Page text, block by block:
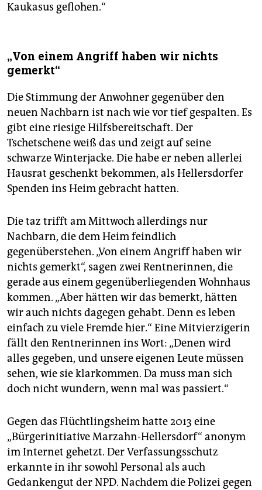
Kaukasus geflohen.“
„Von einem Angriff haben wir nichts
gemerkt“
Die Stimmung der Anwohner gegenüber den
neuen Nachbarn ist nach wie vor tief gespalten. Es
gibt eine riesige Hilfsbereitschaft. Der
Tschetschene weiß das und zeigt auf seine
schwarze Winterjacke. Die habe er neben allerlei
Hausrat geschenkt bekommen, als Hellersdorfer
Spenden ins Heim gebracht hatten.
Die taz trifft am Mittwoch allerdings nur
Nachbarn, die dem Heim feindlich
gegenüberstehen. „Von einem Angriff haben wir
nichts gemerkt“, sagen zwei Rentnerinnen, die
gerade aus einem gegenüberliegenden Wohnhaus
kommen. „Aber hätten wir das bemerkt, hätten
wir auch nichts dagegen gehabt. Denn es leben
einfach zu viele Fremde hier.“ Eine Mitvierzigerin
fällt den Rentnerinnen ins Wort: „Denen wird
alles gegeben, und unsere eigenen Leute müssen
sehen, wie sie klarkommen. Da muss man sich
doch nicht wundern, wenn mal was passiert.“
Gegen das Flüchtlingsheim hatte 2013 eine
„Bürgerinitiative Marzahn-Hellersdorf“ anonym
im Internet gehetzt. Der Verfassungsschutz
erkannte in ihr sowohl Personal als auch
Gedankengut der NPD. Nachdem die Polizei gegen